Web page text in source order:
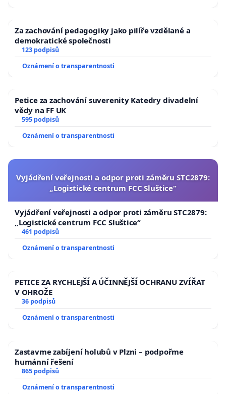
Za zachování pedagogiky jako pilíře vzdělané a
demokratické společnosti
123 podpisů
Oznámení o transparentnosti
Petice za zachování suverenity Katedry divadelní
vědy na FF UK
595 podpisů
Oznámení o transparentnosti
Vyjádření veřejnosti a odpor proti záměru STC2879:
„Logistické centrum FCC Sluštice“
Vyjádření veřejnosti a odpor proti záměru STC2879:
„Logistické centrum FCC Sluštice“
461 podpisů
Oznámení o transparentnosti
PETICE ZA RYCHLEJŠÍ A ÚČINNĚJŠÍ OCHRANU ZVÍŘAT
V OHROŽE
36 podpisů
Oznámení o transparentnosti
Zastavme zabíjení holubů v Plzni – podpořme
humánní řešení
865 podpisů
Oznámení o transparentnosti